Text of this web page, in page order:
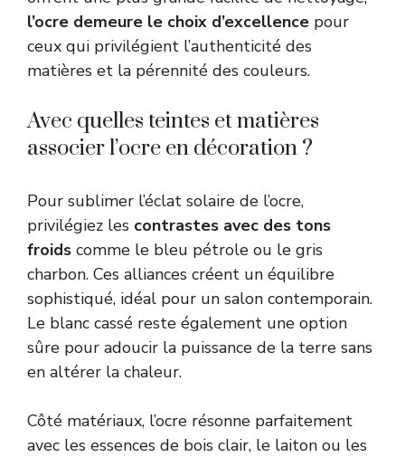
l’ocre demeure le choix d’excellence pour
ceux qui privilégient l’authenticité des
matières et la pérennité des couleurs.
Avec quelles teintes et matières
associer l’ocre en décoration ?
Pour sublimer l’éclat solaire de l’ocre,
privilégiez les contrastes avec des tons
froids comme le bleu pétrole ou le gris
charbon. Ces alliances créent un équilibre
sophistiqué, idéal pour un salon contemporain.
Le blanc cassé reste également une option
sûre pour adoucir la puissance de la terre sans
en altérer la chaleur.
Côté matériaux, l’ocre résonne parfaitement
avec les essences de bois clair, le laiton ou les